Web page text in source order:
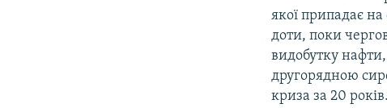
якої припадає
доти, поки
видобутку
другорядною
криза за 20 років.